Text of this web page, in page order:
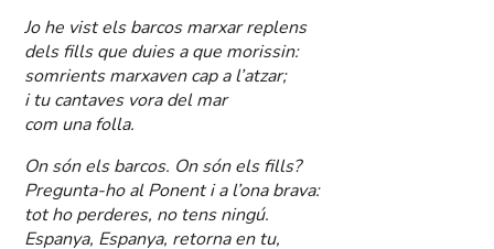
Jo he vist els barcos marxar replens
dels fills que duies a que morissin:
somrients marxaven cap a l’atzar;
i tu cantaves vora del mar
com una folla.
On són els barcos. On són els fills?
Pregunta-ho al Ponent i a l’ona brava:
tot ho perderes, no tens ningú.
Espanya, Espanya, retorna en tu,